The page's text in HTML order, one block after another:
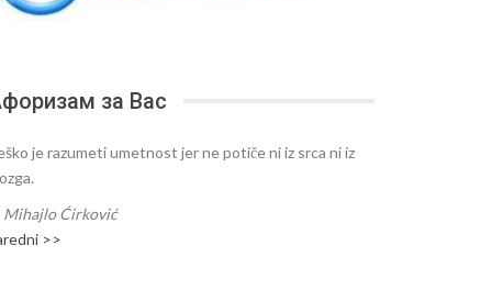
за Вас
je razumeti umetnost jer ne potiče ni iz srca ni iz
Mihajlo Ćirković
>>